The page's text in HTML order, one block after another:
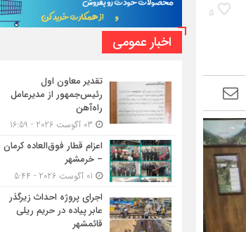
5
اخبار عمومی
تقدیر معاون اول
رئیس‌جمهور از مدیرعامل
راه‌آهن
اعزام قطار فوق‌العاده کرمان
– خرمشهر
اجرای پروژه احداث زیرگذر
عابر پیاده در حریم ریلی
قائمشهر